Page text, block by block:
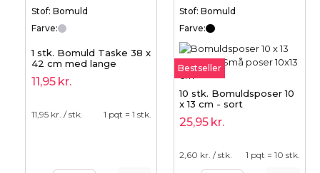
Stof: Bomuld
Farve:
1 stk. Bomuld Taske 38 x
42 cm med lange
11,95 kr.
11,95 kr. / stk. 1 pqt = 1 stk.
Stof: Bomuld
Farve:
Bestseller
10 stk. Bomuldsposer 10
x 13 cm - sort
25,95 kr.
2,60 kr. / stk. 1 pqt = 10 stk.